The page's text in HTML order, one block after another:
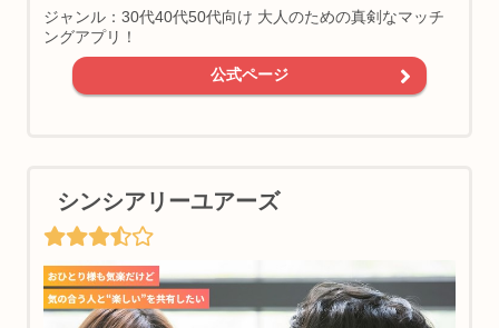
ジャンル：30代40代50代向け 大人のための真剣なマッチ
ングアプリ！
公式ページ
シンシアリーユアーズ